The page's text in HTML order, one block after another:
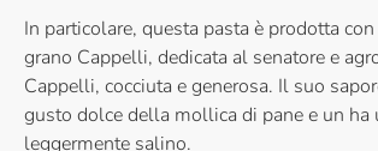
In particolare, questa pasta è prodotta
grano Cappelli, dedicata al senatore e
Cappelli, cocciuta e generosa. Il suo
gusto dolce della mollica di pane e un ha
leggermente salino.